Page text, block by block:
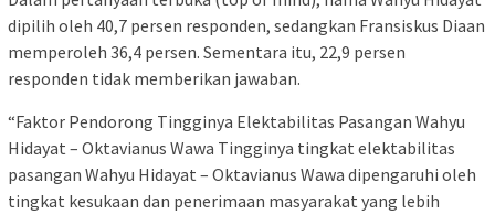
dipilih oleh 40,7 persen responden, sedangkan Fransiskus Diaan
memperoleh 36,4 persen. Sementara itu, 22,9 persen
responden tidak memberikan jawaban.
“Faktor Pendorong Tingginya Elektabilitas Pasangan Wahyu
Hidayat – Oktavianus Wawa Tingginya tingkat elektabilitas
pasangan Wahyu Hidayat – Oktavianus Wawa dipengaruhi oleh
tingkat kesukaan dan penerimaan masyarakat yang lebih